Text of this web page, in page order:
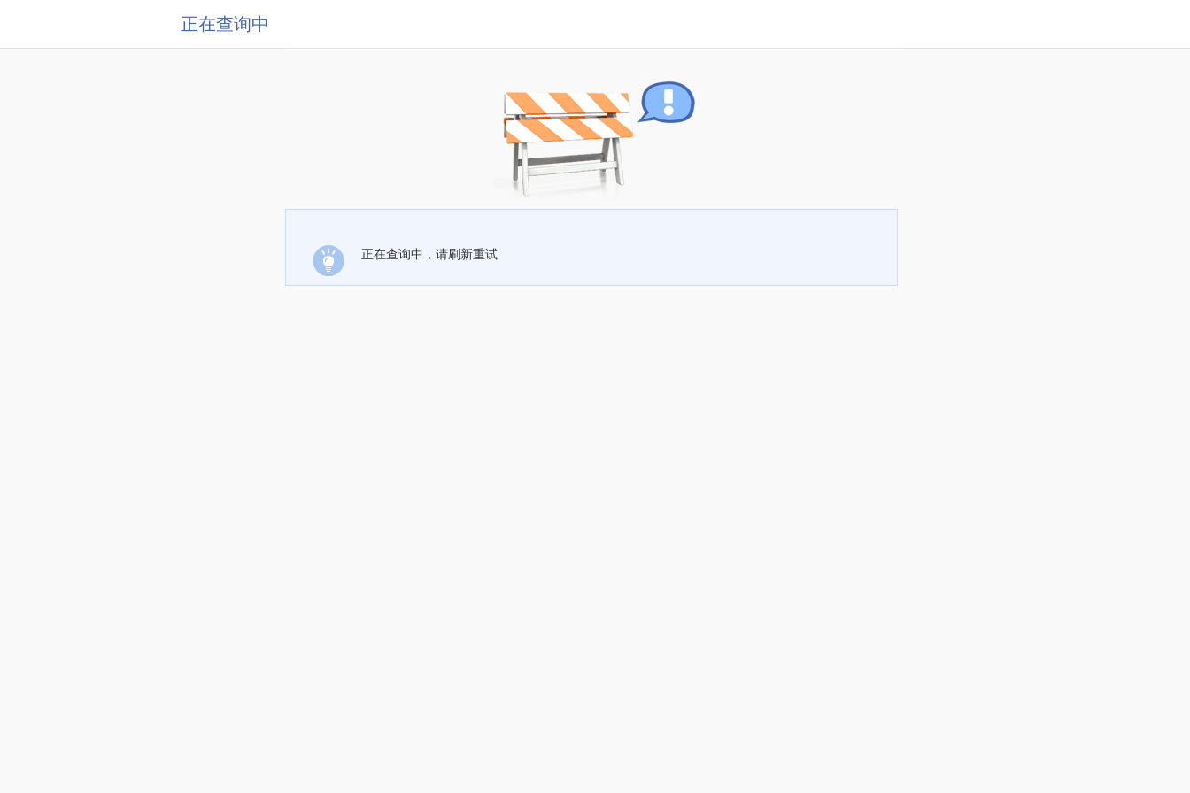
正在查询中
正在查询中，请刷新重试